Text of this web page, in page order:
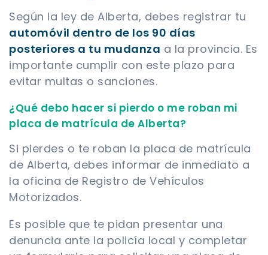
Según la ley de Alberta, debes registrar tu
automóvil dentro de los 90 días
posteriores a tu mudanza a la provincia. Es
importante cumplir con este plazo para
evitar multas o sanciones.
¿Qué debo hacer si pierdo o me roban mi
placa de matrícula de Alberta?
Si pierdes o te roban la placa de matrícula
de Alberta, debes informar de inmediato a
la oficina de Registro de Vehículos
Motorizados.
Es posible que te pidan presentar una
denuncia ante la policía local y completar